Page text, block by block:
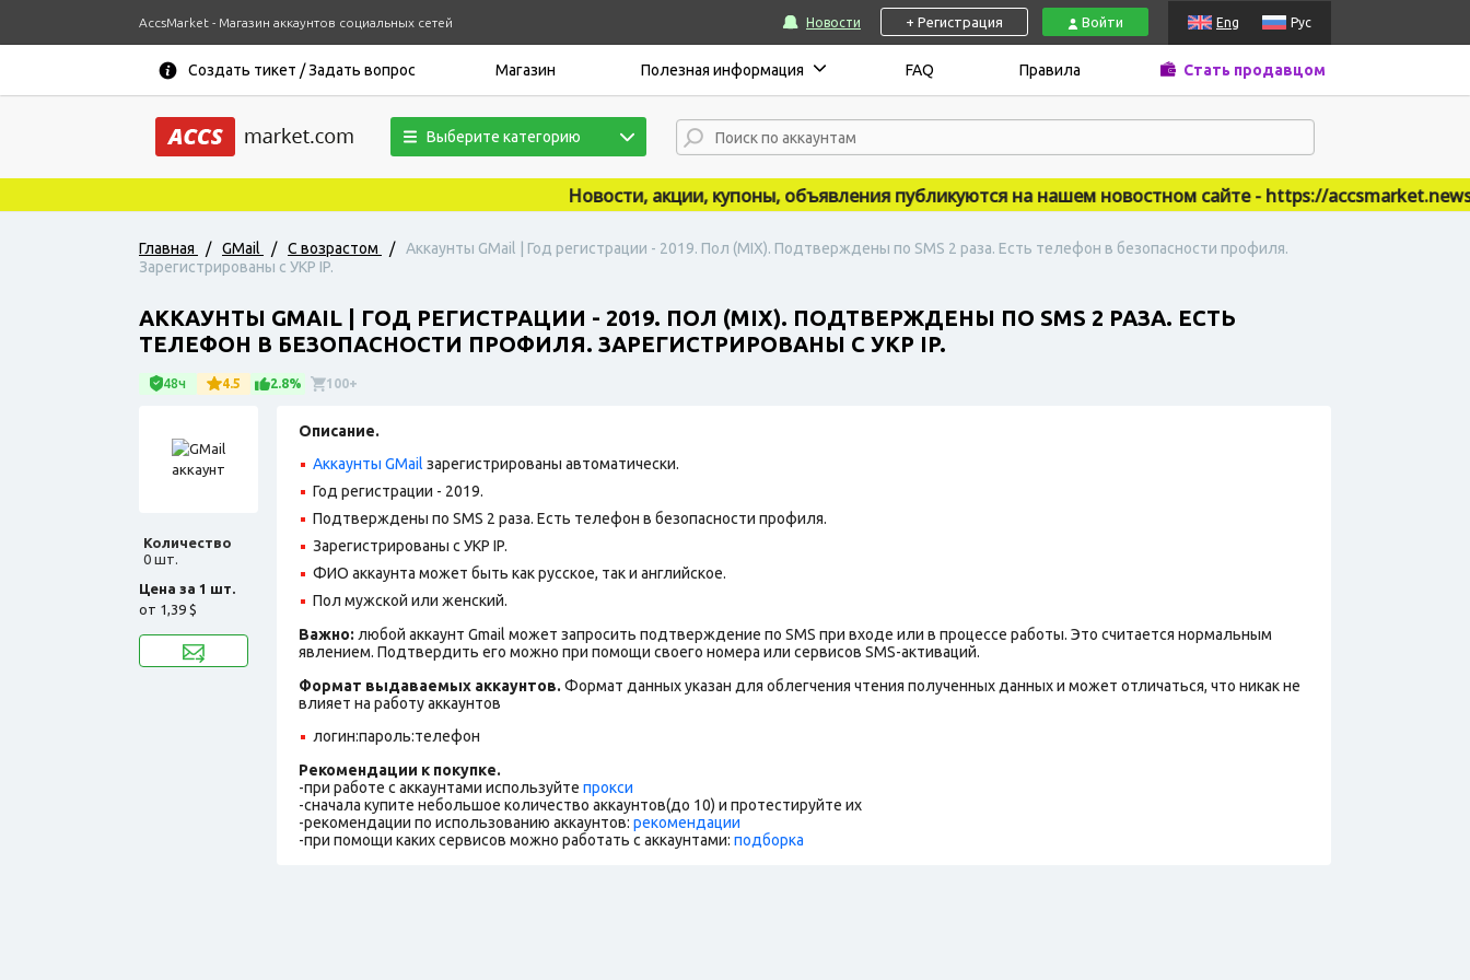
AccsMarket - Магазин аккаунтов социальных сетей Новости + Регистрация Войти Eng Рус
Создать тикет / Задать вопрос Магазин Полезная информация FAQ Правила Стать продавцом
Выберите категорию
Новости, акции, купоны, объявления публикуются на нашем новостном сайте - https://accsmarket.news
Главная / GMail / С возрастом /
Аккаунты GMail | Год регистрации - 2019. Пол (MIX). Подтверждены по SMS 2 раза. Есть телефон в безопасности профиля.
Зарегистрированы с УКР IP.
АККАУНТЫ GMAIL | ГОД РЕГИСТРАЦИИ - 2019. ПОЛ (MIX). ПОДТВЕРЖДЕНЫ ПО SMS 2 РАЗА. ЕСТЬ
ТЕЛЕФОН В БЕЗОПАСНОСТИ ПРОФИЛЯ. ЗАРЕГИСТРИРОВАНЫ С УКР IP.
48ч 4.5 2.8% 100+
Количество
0 шт.
Цена за 1 шт.
от 1,39 $
Описание.
Аккаунты GMail зарегистрированы автоматически.
Год регистрации - 2019.
Подтверждены по SMS 2 раза. Есть телефон в безопасности профиля.
Зарегистрированы с УКР IP.
ФИО аккаунта может быть как русское, так и английское.
Пол мужской или женский.
Важно: любой аккаунт Gmail может запросить подтверждение по SMS при входе или в процессе работы. Это считается нормальным
явлением. Подтвердить его можно при помощи своего номера или сервисов SMS-активаций.
Формат выдаваемых аккаунтов. Формат данных указан для облегчения чтения полученных данных и может отличаться, что никак не
влияет на работу аккаунтов
логин:пароль:телефон
Рекомендации к покупке.
-при работе с аккаунтами используйте прокси
-сначала купите небольшое количество аккаунтов(до 10) и протестируйте их
-рекомендации по использованию аккаунтов: рекомендации
-при помощи каких сервисов можно работать с аккаунтами: подборка